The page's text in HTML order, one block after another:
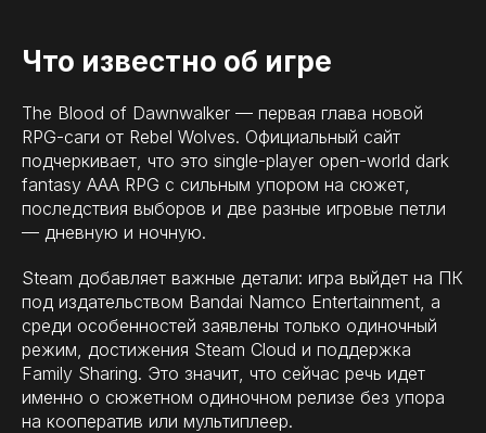
Что известно об игре
The Blood of Dawnwalker — первая глава новой
RPG-саги от Rebel Wolves. Официальный сайт
подчеркивает, что это single-player open-world dark
fantasy AAA RPG с сильным упором на сюжет,
последствия выборов и две разные игровые петли
— дневную и ночную.
Steam добавляет важные детали: игра выйдет на ПК
под издательством Bandai Namco Entertainment, а
среди особенностей заявлены только одиночный
режим, достижения Steam Cloud и поддержка
Family Sharing. Это значит, что сейчас речь идет
именно о сюжетном одиночном релизе без упора
на кооператив или мультиплеер.